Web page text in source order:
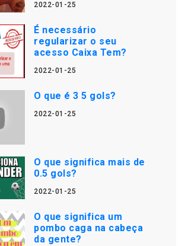
2022-01-25
É necessário
regularizar o seu
acesso Caixa Tem?
2022-01-25
O que é 3 5 gols?
2022-01-25
O que significa mais de
0.5 gols?
2022-01-25
O que significa um
pombo caga na cabeça
da gente?